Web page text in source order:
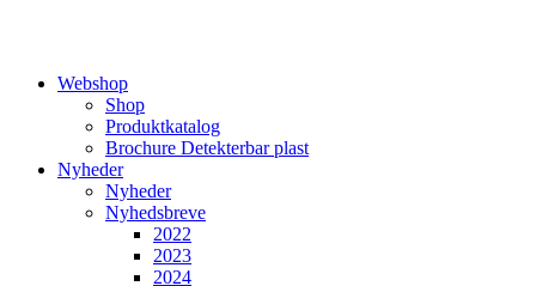
Webshop
Shop
Produktkatalog
Brochure Detekterbar plast
Nyheder
Nyheder
Nyhedsbreve
2022
2023
2024